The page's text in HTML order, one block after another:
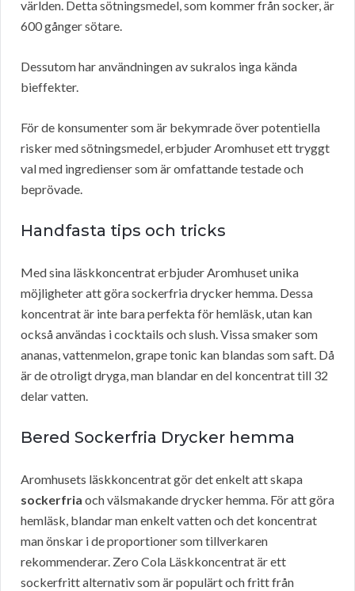
världen. Detta sötningsmedel, som kommer från socker, är
600 gånger sötare.
Dessutom har användningen av sukralos inga kända
bieffekter.
För de konsumenter som är bekymrade över potentiella
risker med sötningsmedel, erbjuder Aromhuset ett tryggt
val med ingredienser som är omfattande testade och
beprövade.
Handfasta tips och tricks
Med sina läskkoncentrat erbjuder Aromhuset unika
möjligheter att göra sockerfria drycker hemma. Dessa
koncentrat är inte bara perfekta för hemläsk, utan kan
också användas i cocktails och slush. Vissa smaker som
ananas, vattenmelon, grape tonic kan blandas som saft. Då
är de otroligt dryga, man blandar en del koncentrat till 32
delar vatten.
Bered Sockerfria Drycker hemma
Aromhusets läskkoncentrat gör det enkelt att skapa
sockerfria och välsmakande drycker hemma. För att göra
hemläsk, blandar man enkelt vatten och det koncentrat
man önskar i de proportioner som tillverkaren
rekommenderar. Zero Cola Läskkoncentrat är ett
sockerfritt alternativ som är populärt och fritt från